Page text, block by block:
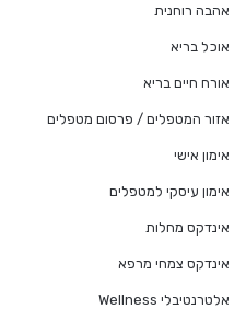
אהבה רוחנית
אוכל בריא
אורח חיים בריא
אזור המטפלים / פרסום מטפלים
אימון אישי
אימון עיסקי למטפלים
אינדקס מחלות
אינדקס צמחי מרפא
אלטרנטיבלי Wellness